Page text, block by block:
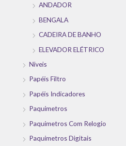
ANDADOR
BENGALA
CADEIRA DE BANHO
ELEVADOR ELÉTRICO
Niveis
Papéis Filtro
Papéis Indicadores
Paquimetros
Paquimetros Com Relogio
Paquimetros Digitais